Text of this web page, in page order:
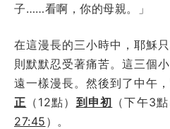
子……看啊，你的母親。」
在這漫長的三小時中，耶穌
則默默忍受著痛苦。這三個
遠一樣漫長。然後到了中午
正 （12點） 到申初 （下午3點
27:45 ）。